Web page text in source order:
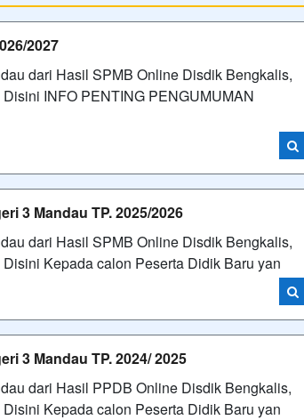
2027
dari Hasil SPMB Online Disdik Bengkalis,
INFO PENTING PENGUMUMAN
3 Mandau TP. 2025/2026
dari Hasil SPMB Online Disdik Bengkalis,
Kepada calon Peserta Didik Baru yan
3 Mandau TP. 2024/ 2025
dari Hasil PPDB Online Disdik Bengkalis,
Kepada calon Peserta Didik Baru yan